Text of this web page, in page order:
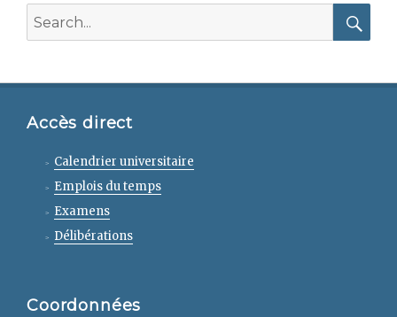
for:
Accès direct
Calendrier universitaire
Emplois du temps
Examens
Délibérations
Coordonnées